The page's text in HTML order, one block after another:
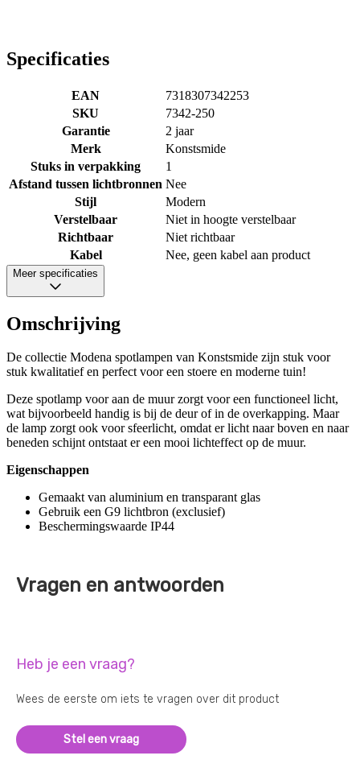
Specificaties
EAN
7318307342253
SKU
7342-250
Garantie
2 jaar
Merk
Konstsmide
Stuks in verpakking
1
Afstand tussen lichtbronnen Nee
Stijl
Modern
Verstelbaar
Niet in hoogte verstelbaar
Richtbaar
Niet richtbaar
Kabel
Nee, geen kabel aan product
Meer specificaties
Omschrijving
De collectie Modena spotlampen van Konstsmide zijn stuk voor
stuk kwalitatief en perfect voor een stoere en moderne tuin!
Deze spotlamp voor aan de muur zorgt voor een functioneel licht,
wat bijvoorbeeld handig is bij de deur of in de overkapping. Maar
de lamp zorgt ook voor sfeerlicht, omdat er licht naar boven en naar
beneden schijnt ontstaat er een mooi lichteffect op de muur.
Eigenschappen
Gemaakt van aluminium en transparant glas
Gebruik een G9 lichtbron (exclusief)
Beschermingswaarde IP44
Vragen en antwoorden
Heb je een vraag?
Wees de eerste om iets te vragen over dit product
Stel een vraag